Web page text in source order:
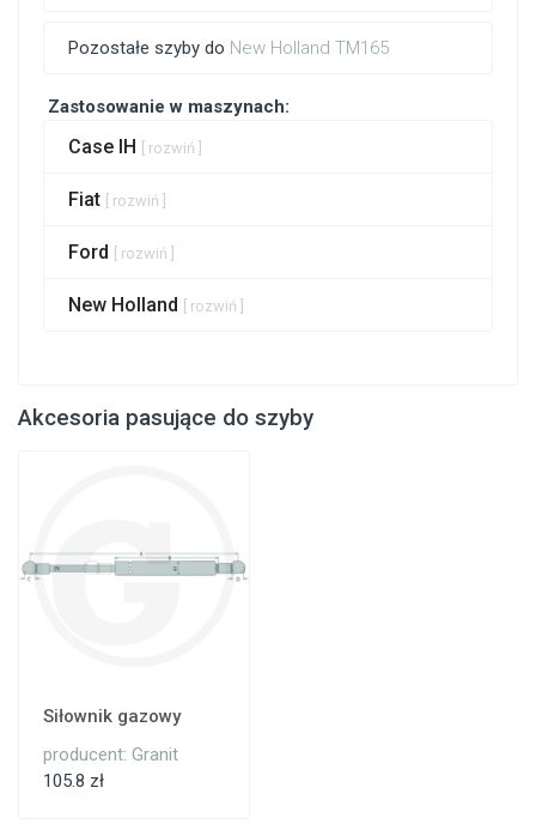
Pozostałe szyby do New Holland TM165
Zastosowanie w maszynach:
Case IH [ rozwiń ]
Fiat [ rozwiń ]
Ford [ rozwiń ]
New Holland [ rozwiń ]
Akcesoria pasujące do szyby
Siłownik gazowy
producent: Granit
105.8 zł